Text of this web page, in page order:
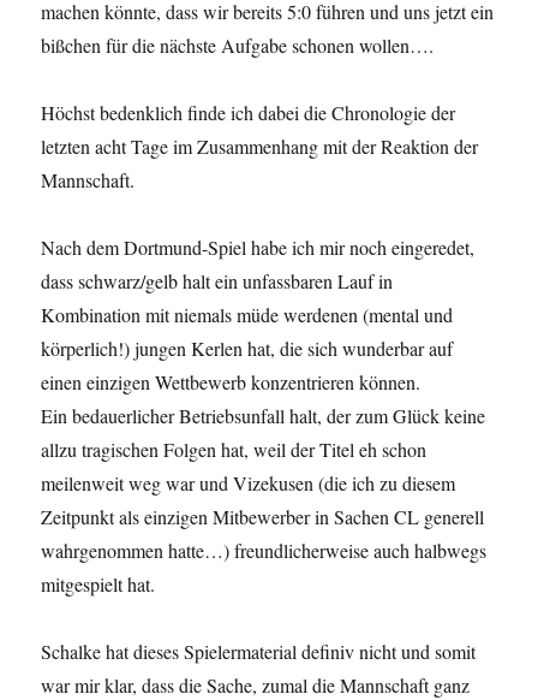
machen könnte, dass wir bereits 5:0 führen und uns jetzt ein
bißchen für die nächste Aufgabe schonen wollen….
Höchst bedenklich finde ich dabei die Chronologie der
letzten acht Tage im Zusammenhang mit der Reaktion der
Mannschaft.
Nach dem Dortmund-Spiel habe ich mir noch eingeredet,
dass schwarz/gelb halt ein unfassbaren Lauf in
Kombination mit niemals müde werdenen (mental und
körperlich!) jungen Kerlen hat, die sich wunderbar auf
einen einzigen Wettbewerb konzentrieren können.
Ein bedauerlicher Betriebsunfall halt, der zum Glück keine
allzu tragischen Folgen hat, weil der Titel eh schon
meilenweit weg war und Vizekusen (die ich zu diesem
Zeitpunkt als einzigen Mitbewerber in Sachen CL generell
wahrgenommen hatte…) freundlicherweise auch halbwegs
mitgespielt hat.
Schalke hat dieses Spielermaterial definiv nicht und somit
war mir klar, dass die Sache, zumal die Mannschaft ganz